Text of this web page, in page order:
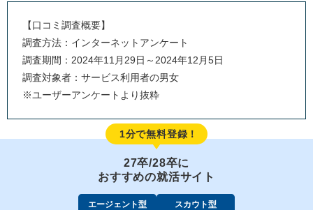
【口コミ調査概要】
調査方法：インターネットアンケート
調査期間：2024年11月29日～2024年12月5日
調査対象者：サービス利用者の男女
※ユーザーアンケートより抜粋
1分で無料登録！
27卒/28卒に
おすすめの就活サイト
エージェント型 スカウト型